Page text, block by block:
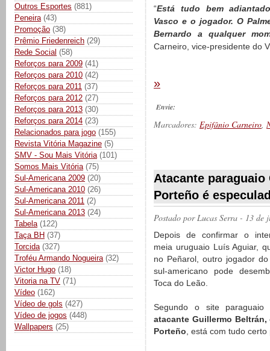
Outros Esportes (881)
Peneira (43)
Promoção (38)
Prêmio Friedenreich (29)
Rede Social (58)
Reforços para 2009 (41)
Reforços para 2010 (42)
Reforços para 2011 (37)
Reforços para 2012 (27)
Reforços para 2013 (30)
Reforços para 2014 (23)
Relacionados para jogo (155)
Revista Vitória Magazine (5)
SMV - Sou Mais Vitória (101)
Somos Mais Vitória (75)
Sul-Americana 2009 (20)
Sul-Americana 2010 (26)
Sul-Americana 2011 (2)
Sul-Americana 2013 (24)
Tabela (122)
Taça BH (37)
Torcida (327)
Troféu Armando Nogueira (32)
Victor Hugo (18)
Vitoria na TV (71)
Vídeo (162)
Vídeo de gols (427)
Vídeo de jogos (448)
Wallpapers (25)
“Está tudo bem
Vasco e o jogador. O
Bernardo a qualquer
Carneiro, vice-presidente do
»
Envie:
Marcadores: Epifânio Carneiro,
Atacante
Porteño é
Postado porLucas Serra - 13 de
Depois de confirmar o
meia uruguaio Luís Aguiar,
no Peñarol, outro jogador
sul-americano pode
Toca do Leão.
Segundo o site paraguaio
atacante Guillermo Beltrán,
Porteño , está com tudo